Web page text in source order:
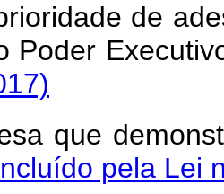
de
Poder
que
pela Lei